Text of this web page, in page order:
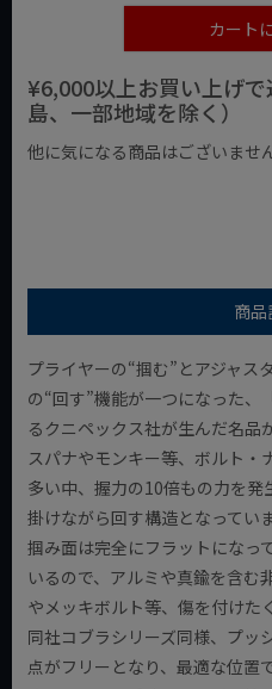
カート
¥6,000以上お買い上げ
島、一部地域を除く）
他に気になる商品はございませ
商品
プライヤーの“掴む”とアジャス
の“回す”機能が一つになった
るクニペックス社が生んだ名品
スパナやモンキー等、ボルト・
多い中、握力の10倍もの力を
掛けながら回す構造となっていま
掴み面は完全にフラットになっ
いるので、アルミや真鍮を含む
やメッキボルト等、傷を付けた
同社コブラシリーズ同様、プッ
点がフリーとなり、最適な位置